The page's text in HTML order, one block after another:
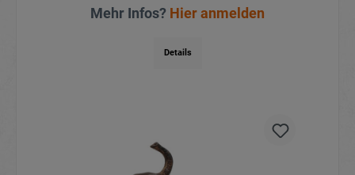
Mehr Infos? Hier anmelden
Details